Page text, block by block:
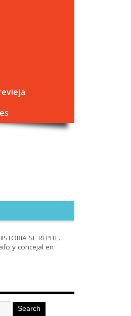
SE REPITE.
y concejal en